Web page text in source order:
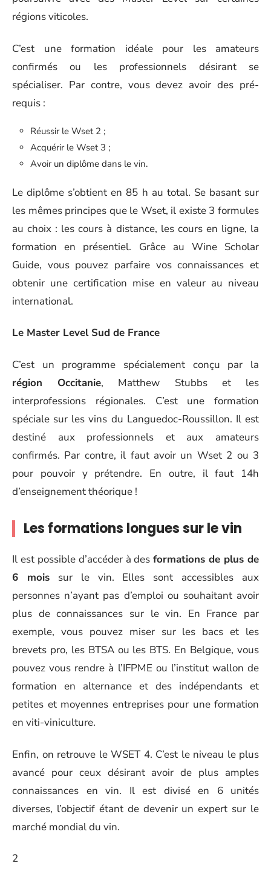
régions viticoles.
C’est une formation idéale pour les amateurs
confirmés ou les professionnels désirant se
spécialiser. Par contre, vous devez avoir des pré-
requis :
Réussir le Wset 2 ;
Acquérir le Wset 3 ;
Avoir un diplôme dans le vin.
Le diplôme s’obtient en 85 h au total. Se basant sur
les mêmes principes que le Wset, il existe 3 formules
au choix : les cours à distance, les cours en ligne, la
formation en présentiel. Grâce au Wine Scholar
Guide, vous pouvez parfaire vos connaissances et
obtenir une certification mise en valeur au niveau
international.
Le Master Level Sud de France
C’est un programme spécialement conçu par la
région Occitanie, Matthew Stubbs et les
interprofessions régionales. C’est une formation
spéciale sur les vins du Languedoc-Roussillon. Il est
destiné aux professionnels et aux amateurs
confirmés. Par contre, il faut avoir un Wset 2 ou 3
pour pouvoir y prétendre. En outre, il faut 14h
d’enseignement théorique !
Les formations longues sur le vin
Il est possible d’accéder à desformations de plus de
6 moissur le vin. Elles sont accessibles aux
personnes n’ayant pas d’emploi ou souhaitant avoir
plus de connaissances sur le vin. En France par
exemple, vous pouvez miser sur les bacs et les
brevets pro, les BTSA ou les BTS. En Belgique, vous
pouvez vous rendre à l’IFPME ou l’institut wallon de
formation en alternance et des indépendants et
petites et moyennes entreprises pour une formation
en viti-viniculture.
Enfin, on retrouve le WSET 4. C’est le niveau le plus
avancé pour ceux désirant avoir de plus amples
connaissances en vin. Il est divisé en 6 unités
diverses, l’objectif étant de devenir un expert sur le
marché mondial du vin.
2